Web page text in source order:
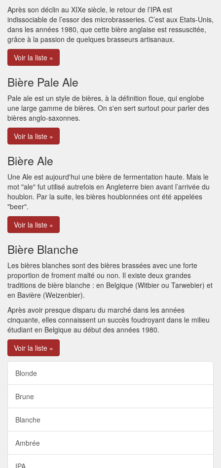
Après son déclin au XIXe siècle, le retour de l’IPA est
indissociable de l’essor des microbrasseries. C’est aux Etats-Unis,
dans les années 1980, que cette bière anglaise est ressuscitée,
grâce à la passion de quelques brasseurs artisanaux.
Voir la liste »
Bière Pale Ale
Pale ale est un style de bières, à la définition floue, qui englobe
une large gamme de bières. On s'en sert surtout pour parler des
bières anglo-saxonnes.
Voir la liste »
Bière Ale
Une Ale est aujourd'hui une bière de fermentation haute. Mais le
mot "ale" fut utilisé autrefois en Angleterre bien avant l’arrivée du
houblon. Par la suite, les bières houblonnées ont été appelées
"beer".
Voir la liste »
Bière Blanche
Les bières blanches sont des bières brassées avec une forte
proportion de froment malté ou non. Il existe deux grandes
traditions de bière blanche : en Belgique (Witbier ou Tarwebier) et
en Bavière (Weizenbier).
Après avoir presque disparu du marché dans les années
cinquante, elles connaissent un succès foudroyant dans le milieu
étudiant en Belgique au début des années 1980.
Voir la liste »
Blonde
Brune
Blanche
Ambrée
IPA